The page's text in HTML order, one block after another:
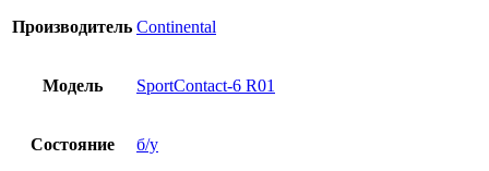
Производитель Continental
Модель SportContact-6 R01
Состояние б/у